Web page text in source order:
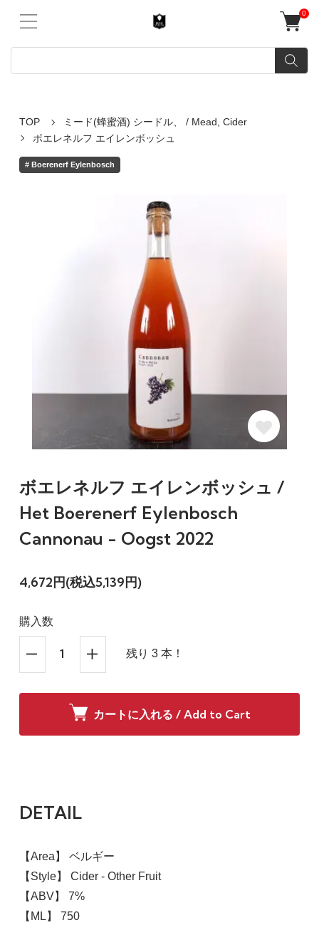
0
TOP
ミード(蜂蜜酒) シードル、 / Mead, Cider
ボエレネルフ エイレンボッシュ
# Boerenerf Eylenbosch
ボエレネルフ エイレンボッシュ /
Het Boerenerf Eylenbosch
Cannonau - Oogst 2022
4,672円(税込5,139円)
購入数
残り 3 本！
カートに入れる / Add to Cart
DETAIL
【Area】 ベルギー
【Style】 Cider - Other Fruit
【ABV】 7%
【ML】 750